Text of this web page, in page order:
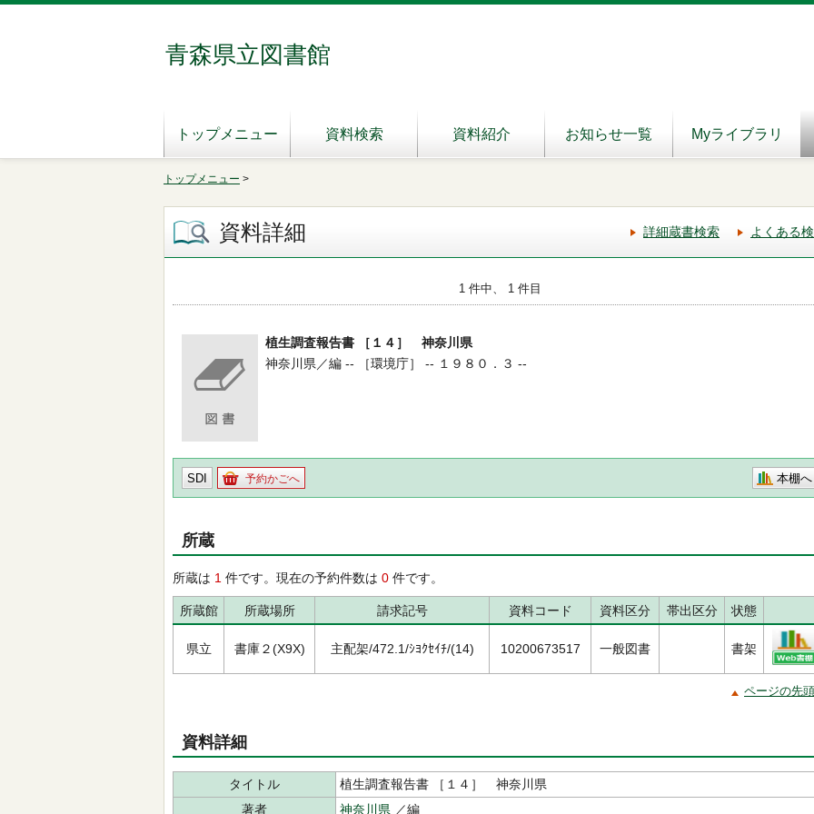
青森県立図書館
トップメニュー 資料検索 資料紹介 お知らせ一覧 Myライブラリ
トップメニュー >
資料詳細 詳細蔵書検索 よくある
1 件中、 1 件目
植生調査報告書 ［１４］ 神奈川県
神奈川県／編 -- ［環境庁］ -- １９８０．３ --
SDI 予約かごへ 本棚へ
所蔵
所蔵は 1 件です。現在の予約件数は 0 件です。
所蔵館 所蔵場所 請求記号 資料コード 資料区分 帯出区分 状態
県立 書庫２(X9X) 主配架/472.1/ｼﾖｸｾｲﾁ/(14) 10200673517 一般図書 書架
ページの先
資料詳細
タイトル
植生調査報告書 ［１４］ 神奈川県
著者
神奈川県 ／編